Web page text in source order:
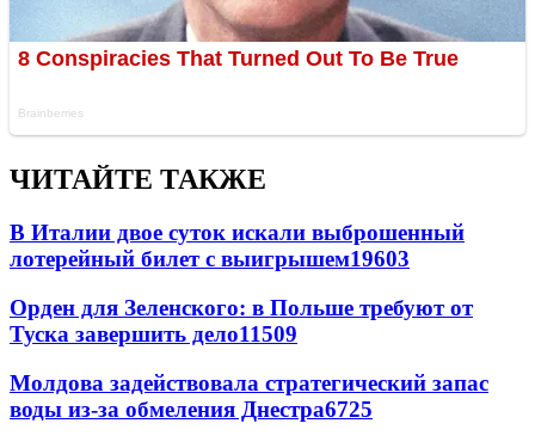
ЧИТАЙТЕ ТАКЖЕ
В Италии двое суток искали выброшенный
лотерейный билет с выигрышем19603
Орден для Зеленского: в Польше требуют от
Туска завершить дело11509
Молдова задействовала стратегический запас
воды из-за обмеления Днестра6725